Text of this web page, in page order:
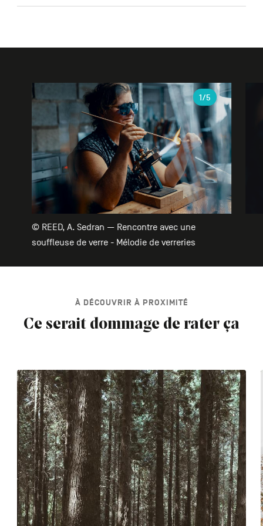
© REED, A. Sedran — Rencontre avec une
souffleuse de verre - Mélodie de verreries
1/5
À DÉCOUVRIR À PROXIMITÉ
Ce serait dommage de rater ça